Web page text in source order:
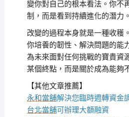
變你對自己的根本看法。你不
制，而是看到持續進化的潛力。
改變的過程本身就是一種收穫
你培養的韌性、解決問題的能
為未來面對任何挑戰的寶貴資
某個終點，而是關於成為能夠
【其他文章推薦】
永和當舖解決您臨時週轉資金
台北當舖可辦理大額融資